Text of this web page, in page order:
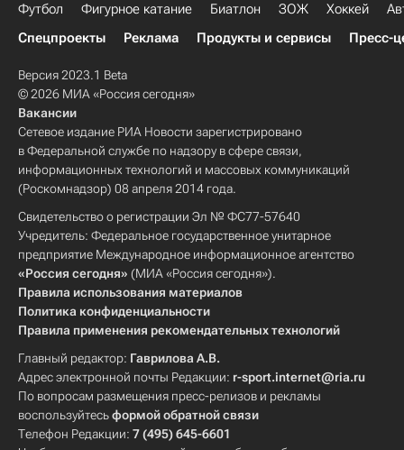
Футбол Фигурное катание Биатлон ЗОЖ Хоккей
Спецпроекты
Реклама Продукты и сервисы Пресс-
Версия 2023.1 Beta
© 2026 МИА «Россия сегодня»
Вакансии
Сетевое издание РИА Новости зарегистрировано
в Федеральной службе по надзору в сфере связи,
информационных технологий и массовых коммуникаций
(Роскомнадзор) 08 апреля 2014 года.
Свидетельство о регистрации Эл № ФС77-57640
Учредитель: Федеральное государственное унитарное
предприятие Международное информационное агентство
«Россия сегодня» (МИА «Россия сегодня»).
Правила использования материалов
Политика конфиденциальности
Правила применения рекомендательных технологий
Главный редактор: Гаврилова А.В.
Адрес электронной почты Редакции: r-sport.internet@ria.ru
По вопросам размещения пресс-релизов и рекламы
воспользуйтесьформой обратной связи
Телефон Редакции: 7 (495) 645-6601